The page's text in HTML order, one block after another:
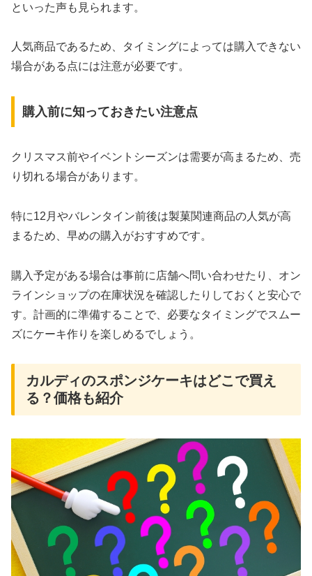
といった声も見られます。
人気商品であるため、タイミングによっては購入できない
場合がある点には注意が必要です。
購入前に知っておきたい注意点
クリスマス前やイベントシーズンは需要が高まるため、売
り切れる場合があります。
特に12月やバレンタイン前後は製菓関連商品の人気が高
まるため、早めの購入がおすすめです。
購入予定がある場合は事前に店舗へ問い合わせたり、オン
ラインショップの在庫状況を確認したりしておくと安心で
す。計画的に準備することで、必要なタイミングでスムー
ズにケーキ作りを楽しめるでしょう。
カルディのスポンジケーキはどこで買え
る？価格も紹介